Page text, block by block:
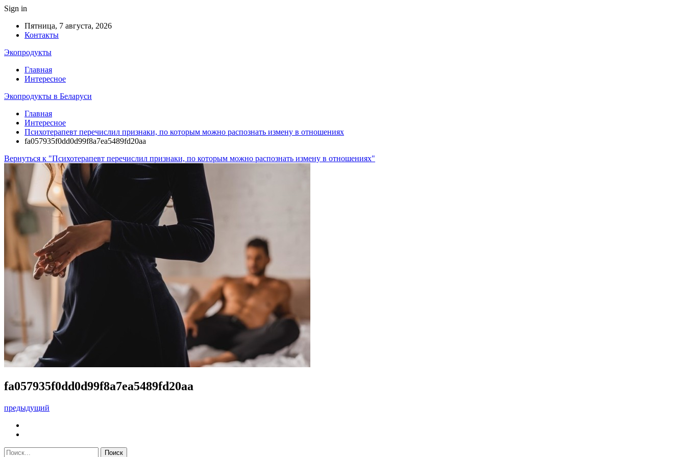
Sign in
Пятница, 7 августа, 2026
Контакты
Экопродукты
Главная
Интересное
Экопродукты в Беларуси
Главная
Интересное
Психотерапевт перечислил признаки, по которым можно распознать измену в отношениях
fa057935f0dd0d99f8a7ea5489fd20aa
Вернуться к "Психотерапевт перечислил признаки, по которым можно распознать измену в отношениях"
fa057935f0dd0d99f8a7ea5489fd20aa
предыдущий